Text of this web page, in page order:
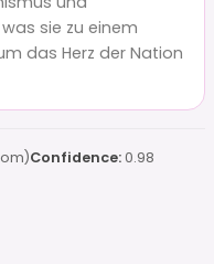
sie zu einem
das Herz der Nation
Confidence:0.98